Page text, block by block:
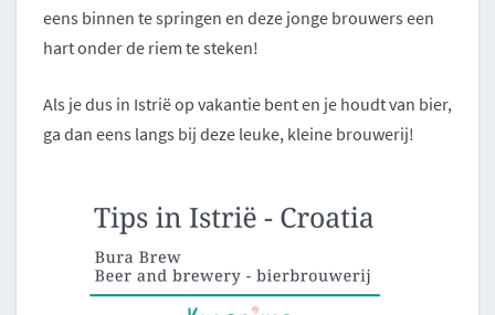
eens binnen te springen en deze jonge brouwers een
hart onder de riem te steken!
Als je dus in Istrië op vakantie bent en je houdt van bier,
ga dan eens langs bij deze leuke, kleine brouwerij!